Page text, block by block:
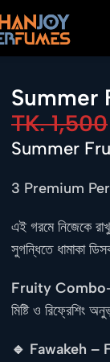
Summer
TK.1,500
Summer
3 Premium
এই গরমে নিজেকে
সুগন্ধিতে ধামাকা
Fruity Combo
মিষ্টি ও রিফ্রেশিং
🔹 Fawakeh –